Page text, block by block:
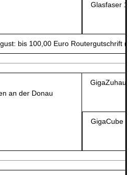
Glasfaser
bis 100,00 Euro Routergutschrift
an der Donau
GigaCube